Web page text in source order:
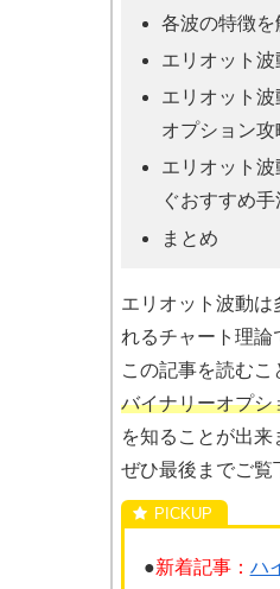
各波の特徴を
エリオット波
エリオット
オプション攻
エリオット
ぐおすすめ手
まとめ
エリオット波動は
れるチャート理論
この記事を読むこ
バイナリーオプシ
を知ることが出来
ぜひ最後までご覧
●新着記事： ハ